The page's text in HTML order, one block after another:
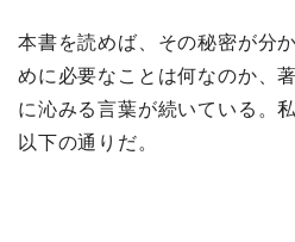
本書を読めば、その秘密が分
めに必要なことは何なのか、
に沁みる言葉が続いている。
以下の通りだ。